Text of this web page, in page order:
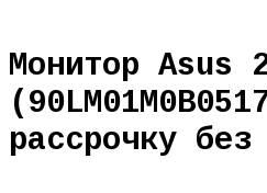
Монитор Asus
рассрочку без